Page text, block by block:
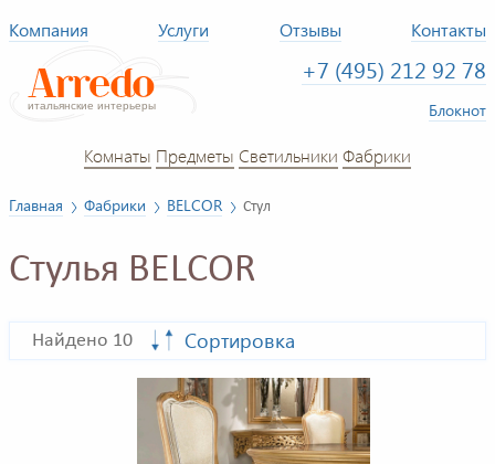
Компания Услуги Отзывы Контакты
+7 (495) 212 92 78
Блокнот
Комнаты Предметы Светильники Фабрики
Главная Фабрики BELCOR Стул
Стулья BELCOR
Найдено 10 Сортировка